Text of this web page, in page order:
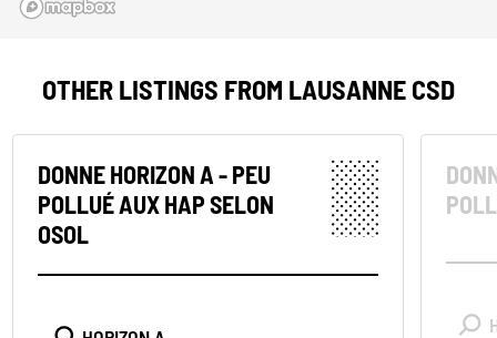
OTHER LISTINGS FROM LAUSANNE CSD
DONNE HORIZON A - PEU
POLLUÉ AUX HAP SELON
OSOL